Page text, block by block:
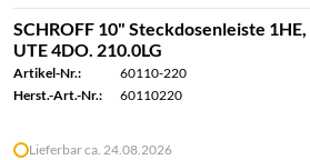
SCHROFF 10" Steckdosenleiste
UTE 4DO. 210.0LG
Artikel-Nr.:
60110-220
Herst.-Art.-Nr.:
60110220
Lieferbar ca. 24.08.2026